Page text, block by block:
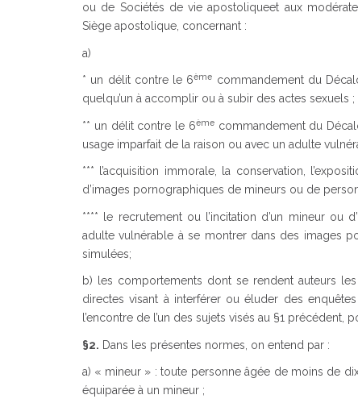
ou de Sociétés de vie apostoliqueet aux
Siège apostolique, concernant :
a)
* un délit contre le 6ème commandement du
quelqu’un à accomplir ou à subir des actes sexuels ;
** un délit contre le 6èmecommandement du
usage imparfait de la raison ou avec un adulte
*** l’acquisition immorale, la conservation,
d’images pornographiques de mineurs ou de
**** le recrutement ou l’incitation d’un mineur ou
adulte vulnérable à se montrer dans des images
simulées;
b) les comportements dont se rendent auteurs
directes visant à interférer ou éluder des
l’encontre de l’un des sujets visés au §1
§2. Dans les présentes normes, on entend par :
a) « mineur » : toute personne âgée de moins de
équiparée à un mineur ;